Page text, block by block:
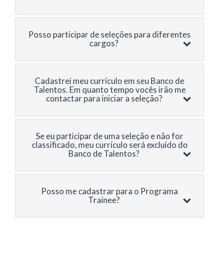
Posso participar de seleções para diferentes
cargos?
Cadastrei meu currículo em seu Banco de
Talentos. Em quanto tempo vocês irão me
contactar para iniciar a seleção?
Se eu participar de uma seleção e não for
classificado, meu currículo será excluído do
Banco de Talentos?
Posso me cadastrar para o Programa
Trainee?